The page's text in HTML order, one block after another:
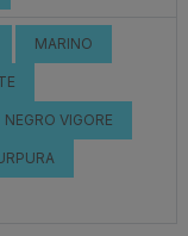
MARINO
NEGRO VIGORE